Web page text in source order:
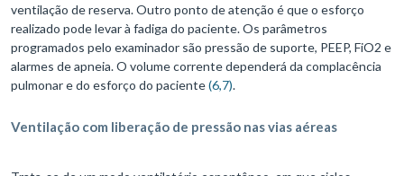
ventilação de reserva. Outro ponto de atenção é que o esforço
realizado pode levar à fadiga do paciente. Os parâmetros
programados pelo examinador são pressão de suporte, PEEP, FiO2 e
alarmes de apneia. O volume corrente dependerá da complacência
pulmonar e do esforço do paciente(6,7).
Ventilação com liberação de pressão nas vias aéreas